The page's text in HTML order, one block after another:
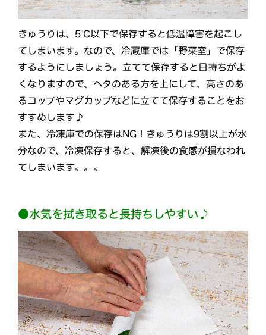
きゅうりは、5℃以下で保存すると低温障害を起こし
てしまいます。なので、冷蔵庫では「野菜室」で保存
するようにしましょう。立てて保存すると日持ちがよ
くなりますので、ヘタのある方を上にして、高さのあ
るコップやマグカップなどに立てて保存することをお
すすめします♪
また、冷凍庫での保存はNG！きゅうりは9割以上が水
分なので、冷凍保存すると、解凍後の食感が損なわれ
てしまいます。。。
●水気を拭き取ると長持ちしやすい♪